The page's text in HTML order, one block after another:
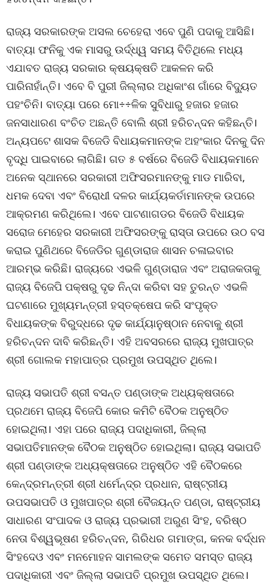
ରାଜ୍ୟ ସରକାରଙ୍କ ଅସଲ ଚେହେରା ଏବେ ପୁଣି ପଦାକୁ ଆସିଛି।
ବାତ୍ୟା ଫନିକୁ ଏକ ମାସରୁ ଉର୍ଦ୍ଧ୍ୱ ସମୟ ବିତିଥିଲେ ମଧ୍ୟ
ଏଯାବତ ରାଜ୍ୟ ସରକାର କ୍ଷୟକ୍ଷତି ଆକଳନ କରି
ପାରିନାହାଁନ୍ତି। ଏବେ ବି ପୁରୀ ଜିଲ୍ଲାର ଅଧିକାଂଶ ଗାଁରେ ବିଦ୍ୟୁତ
ପହଂଚିନି। ବାତ୍ୟା ପରେ ମୋ÷÷ଳିକ ସୁବିଧାରୁ ହଜାର ହଜାର
ଜନସାଧାରଣ ବଂଚିତ ଅଛନ୍ତି ବୋଲି ଶ୍ରୀ ହରିଚନ୍ଦନ କହିଛନ୍ତି।
ଅନ୍ୟପଟେ ଶାସକ ବିଜେଡି ବିଧାୟକମାନଙ୍କ ଅହଂକାର ଦିନକୁ ଦିନ
ବୃଦ୍ଧି ପାଇବାରେ ଲାଗିଛି। ଗତ ୫ ବର୍ଷରେ ବିଜେଡି ବିଧାୟକମାନେ
ଅନେକ ସ୍ଥାନରେ ସରକାରୀ ଅଫିସରମାନଙ୍କୁ ମାଡ ମାରିବା,
ଧମକ ଦେବା ଏବଂ ବିରୋଧୀ ଦଳର କାର୍ଯ୍ୟକର୍ତାମାନଙ୍କ ଉପରେ
ଆକ୍ରମଣ କରିଥିଲେ। ଏବେ ପାଟଣାଗଡର ବିଜେଡି ବିଧାୟକ
ସରୋଜ ମେହେର ସରକାରୀ ଅଫିସରଙ୍କୁ ରାସ୍ତା ଉପରେ ଉଠ ବସ
କରାଇ ପୁଣିଥରେ ବିଜେଡିର ଗୁଣ୍ଡାରାଜ ଶାସନ ଚଳାଇବାର
ଆରମ୍ଭ କରିଛି। ରାଜ୍ୟରେ ଏଭଳି ଗୁଣ୍ଡାରାଜ ଏବଂ ଅରାଜକତାକୁ
ରାଜ୍ୟ ବିଜେପି ପକ୍ଷରୁ ଦୃଢ ନିନ୍ଦା କରିବା ସହ ତୁରନ୍ତ ଏଭଳି
ଘଟଣାରେ ମୁଖ୍ୟମନ୍ତ୍ରୀ ହସ୍ତକ୍ଷେପ କରି ସଂପୃକ୍ତ
ବିଧାୟକଙ୍କ ବିରୁଦ୍ଧରେ ଦୃଢ କାର୍ଯ୍ୟାନୁଷ୍ଠାନ ନେବାକୁ ଶ୍ରୀ
ହରିଚନ୍ଦନ ଦାବି କରିଛନ୍ତି। ଏହି ଅବସରରେ ରାଜ୍ୟ ମୁଖପାତ୍ର
ଶ୍ରୀ ଗୋଲକ ମହାପାତ୍ର ପ୍ରମୁଖ ଉପସ୍ଥିତ ଥିଲେ।
ରାଜ୍ୟ ସଭାପତି ଶ୍ରୀ ବସନ୍ତ ପଣ୍ଡାଙ୍କ ଅଧ୍ୟକ୍ଷତାରେ
ପ୍ରଥମେ ରାଜ୍ୟ ବିଜେପି କୋର କମିଟି ବୈଠକ ଅନୁଷ୍ଠିତ
ହୋଇଥିଲା। ଏହା ପରେ ରାଜ୍ୟ ପଦାଧିକାରୀ, ଜିଲ୍ଲା
ସଭାପତିମାନଙ୍କ ବୈଠକ ଅନୁଷ୍ଠିତ ହୋଇଥିଲା। ରାଜ୍ୟ ସଭାପତି
ଶ୍ରୀ ପଣ୍ଡାଙ୍କ ଅଧ୍ୟକ୍ଷତାରେ ଅନୁଷ୍ଠିତ ଏହି ବୈଠକରେ
କେନ୍ଦ୍ରମନ୍ତ୍ରୀ ଶ୍ରୀ ଧର୍ମେନ୍ଦ୍ର ପ୍ରଧାନ, ରାଷ୍ଟ୍ରୀୟ
ଉପସଭାପତି ଓ ମୁଖପାତ୍ର ଶ୍ରୀ ବୈଜୟନ୍ତ ପଣ୍ଡା, ରାଷ୍ଟ୍ରୀୟ
ସାଧାରଣ ସଂପାଦକ ଓ ରାଜ୍ୟ ପ୍ରଭାରୀ ଅରୁଣ ସିଂହ, ବରିଷ୍ଠ
ନେତା ବିଶ୍ୱଭୂଷଣ ହରିଚନ୍ଦନ, ଗିରିଧର ଗମାଙ୍ଗ, କନକ ବର୍ଦ୍ଧନ
ସିଂହଦେଓ ଏବଂ ମନମୋହନ ସାମଲଙ୍କ ସମେତ ସମସ୍ତ ରାଜ୍ୟ
ପଦାଧିକାରୀ ଏବଂ ଜିଲ୍ଲା ସଭାପତି ପ୍ରମୁଖ ଉପସ୍ଥିତ ଥିଲେ।